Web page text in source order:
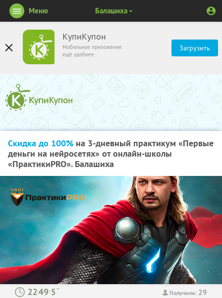
КупиКупон
Мобильное приложение
ещё удобнее
Загрузить
Меню Балашиха
Скидка до 100% на 3-дневный практикум «Первые
деньги на нейросетях» от онлайн-школы
«ПрактикиPRO». Балашиха
Получили: 29
: :